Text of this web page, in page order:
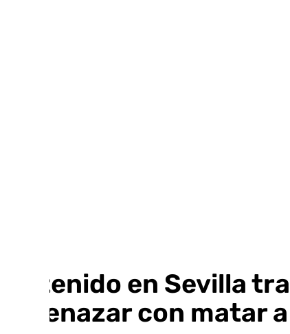
Detenido en Sevilla
amenazar con matar